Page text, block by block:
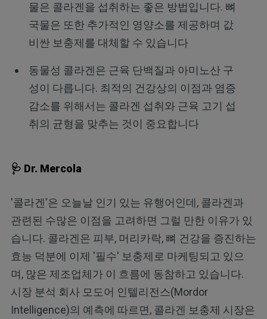
물은 콜라겐을 섭취하는 좋은 방법입니다. 뼈
국물은 또한 추가적인 영양소를 제공하며 값
비싼 보충제를 대체할 수 있습니다
동물성 콜라겐은 근육 단백질과 아미노산 구
성이 다릅니다. 최적의 건강상의 이점과 염증
감소를 위해서는 콜라겐 섭취와 근육 고기 섭
취의 균형을 맞추는 것이 중요합니다
🩺 Dr. Mercola
'콜라겐'은 오늘날 인기 있는 유행어인데, 콜라겐과
관련된 수많은 이점을 고려하면 그럴 만한 이유가 있
습니다. 콜라겐은 피부, 머리카락, 뼈 건강을 증진하는
효능 덕분에 이제 '필수' 보충제로 마케팅되고 있으
며, 많은 제조업체가 이 흐름에 동참하고 있습니다.
시장 분석 회사 모도어 인텔리전스(Mordor
Intelligence)의 예측에 따르면, 콜라겐 보충제 시장은